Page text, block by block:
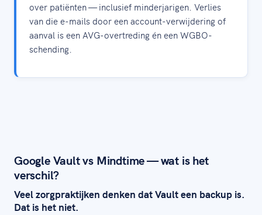
over patiënten — inclusief minderjarigen. Verlies
van die e-mails door een account-verwijdering of
aanval is een AVG-overtreding én een WGBO-
schending.
Google Vault vs Mindtime — wat is het
verschil?
Veel zorgpraktijken denken dat Vault een backup is.
Dat is het niet.